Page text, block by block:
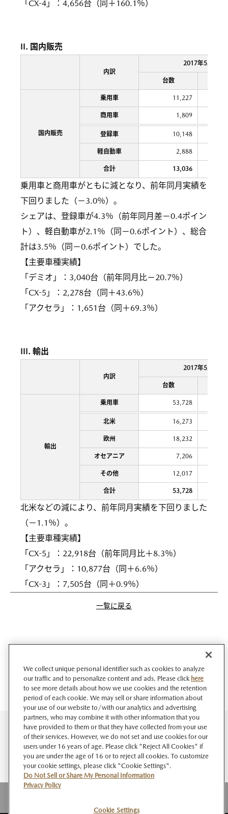
「CX-4」：4,656台（同＋160.1％）
II. 国内販売
内訳
2017年5月
台数
国内販売
乗用車 11,227
商用車 1,809
登録車 10,148
軽自動車 2,888
合計 13,036
乗用車と商用車がともに減となり、前年同月実績を
下回りました（－3.0％）。
シェアは、登録車が4.3％（前年同月差－0.4ポイン
ト）、軽自動車が2.1％（同－0.6ポイント）、総合
計は3.5％（同－0.6ポイント）でした。
【主要車種実績】
「デミオ」：3,040台（前年同月比－20.7％）
「CX-5」：2,278台（同＋43.6％）
「アクセラ」：1,651台（同＋69.3％）
III. 輸出
内訳
2017年5月
台数
輸出
乗用車 53,728
北米 16,273
欧州 18,232
オセアニア 7,206
その他 12,017
合計 53,728
北米などの減により、前年同月実績を下回りました
（－1.1％）。
【主要車種実績】
「CX-5」：22,918台（前年同月比＋8.3％）
「アクセラ」：10,877台（同＋6.6％）
「CX-3」：7,505台（同＋0.9％）
一覧に戻る
We collect unique personal identifier such as cookies to analyze
our traffic and to personalize content and ads. Please click here
to see more details about how we use cookies and the retention
period of each cookie. We may sell or share information about
your use of our website to/with our analytics and advertising
partners, who may combine it with other information that you
have provided to them or that they have collected from your use
of their services. However, we do not set and use cookies for our
users under 16 years of age. Please click "Reject All Cookies" if
you are under the age of 16 or to reject all cookies. To customize
your cookie settings, please click "Cookie Settings".
Do Not Sell or Share My Personal Information
Privacy Policy
Cookie Settings